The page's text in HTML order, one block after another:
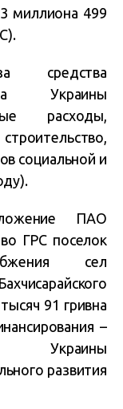
миллиона 499
средства
Украины
расходы,
социальной и
ПАО
ГРС поселок
сел
91 гривна
–
Украины
развития